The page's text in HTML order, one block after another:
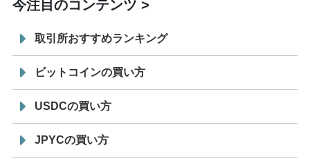
今注目のコンテンツ
取引所おすすめランキング
ビットコインの買い方
USDCの買い方
JPYCの買い方